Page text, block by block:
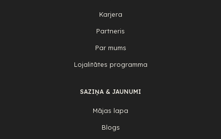
Karjera
Partneris
Par mums
Lojalitātes programma
SAZIŅA & JAUNUMI
Mājas lapa
Blogs